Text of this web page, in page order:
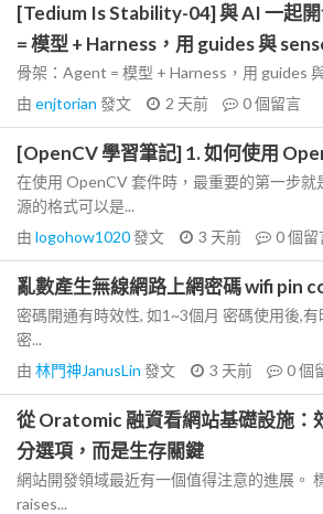
[Tedium Is Stability-04] 與 AI 一起
= 模型 + Harness，用 guides 與
骨架：Agent = 模型 + Harness，用 guides
由 enjtorian 發文 2 天前 0個留言
[OpenCV 學習筆記] 1. 如何使用
在使用 OpenCV 套件時，最重要的第一步就
源的格式可以是...
由 logohow1020發文 3 天前 0個留
亂數產生無線網路上網密碼 wifi pin
密碼開通有時效性, 如1~3個月 密碼使用後,
密...
由 林門神JanusLin 發文 3 天前 0個
從 Oratomic 融資看網站基礎設施：
分選項，而是生存關鍵
網站開發領域最近有一個值得注意的進展。
raises...